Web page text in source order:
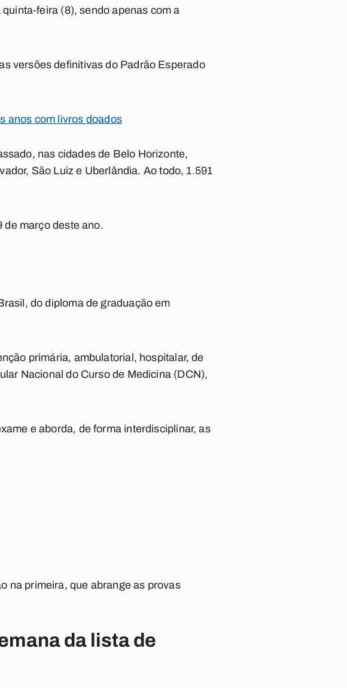
feira (8), sendo apenas com a
versões definitivas do Padrão Esperado
anos com livros doados
nas cidades de Belo Horizonte,
São Luiz e Uberlândia. Ao todo, 1.591
de março deste ano.
do diploma de graduação em
primária, ambulatorial, hospitalar, de
Nacional do Curso de Medicina (DCN),
e aborda, de forma interdisciplinar, as
na primeira, que abrange as provas
da lista de